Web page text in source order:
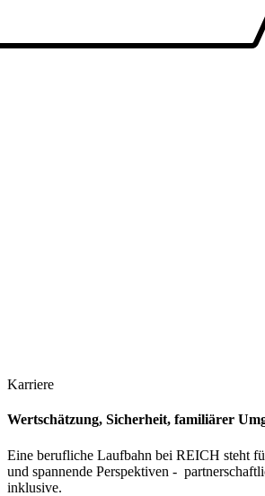
Karriere
Wertschätzung, Sicherheit, familiärer
Eine berufliche Laufbahn bei REICH steht
und spannende Perspektiven -
inklusive.